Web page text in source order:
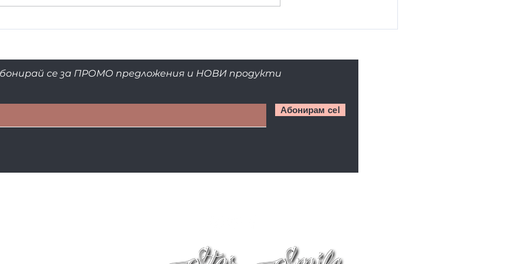
Kакво трябва да знаем за
Продуктите ще увредят ли
се за ПРОМО предложения и НОВИ продукти
Абонирам се!